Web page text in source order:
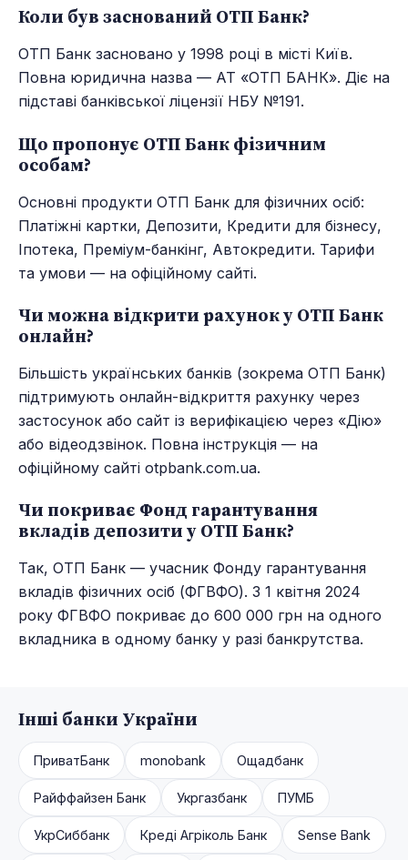
Коли був заснований ОТП Банк?
ОТП Банк засновано у 1998 році в місті Київ.
Повна юридична назва — АТ «ОТП БАНК». Діє на
підставі банківської ліцензії НБУ №191.
Що пропонує ОТП Банк фізичним
особам?
Основні продукти ОТП Банк для фізичних осіб:
Платіжні картки, Депозити, Кредити для бізнесу,
Іпотека, Преміум-банкінг, Автокредити. Тарифи
та умови — на офіційному сайті.
Чи можна відкрити рахунок у ОТП Банк
онлайн?
Більшість українських банків (зокрема ОТП Банк)
підтримують онлайн-відкриття рахунку через
застосунок або сайт із верифікацією через «Дію»
або відеодзвінок. Повна інструкція — на
офіційному сайті otpbank.com.ua.
Чи покриває Фонд гарантування
вкладів депозити у ОТП Банк?
Так, ОТП Банк — учасник Фонду гарантування
вкладів фізичних осіб (ФГВФО). З 1 квітня 2024
року ФГВФО покриває до 600 000 грн на одного
вкладника в одному банку у разі банкрутства.
Інші банки України
ПриватБанк monobank Ощадбанк
Райффайзен Банк Укргазбанк ПУМБ
УкрСиббанк Креді Агріколь Банк Sense Bank